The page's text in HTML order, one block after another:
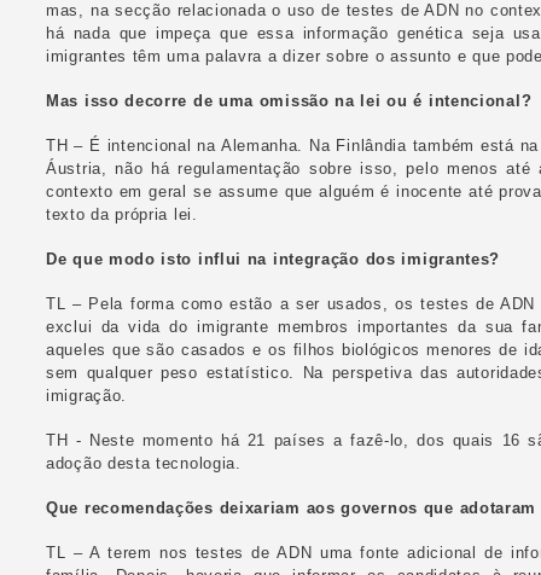
mas, na secção relacionada o uso de testes de ADN no
há nada que impeça que essa informação genética seja
imigrantes têm uma palavra a dizer sobre o assunto e que
Mas isso decorre de uma omissão na lei ou é intencional?
TH – É intencional na Alemanha. Na Finlândia também está
Áustria, não há regulamentação sobre isso, pelo menos
contexto em geral se assume que alguém é inocente até
texto da própria lei.
De que modo isto influi na integração dos imigrantes?
TL – Pela forma como estão a ser usados, os testes de
exclui da vida do imigrante membros importantes da sua
aqueles que são casados e os filhos biológicos menores de
sem qualquer peso estatístico. Na perspetiva das
imigração.
TH - Neste momento há 21 países a fazê-lo, dos quais 16
adoção desta tecnologia.
Que recomendações deixariam aos governos que
TL – A terem nos testes de ADN uma fonte adicional de